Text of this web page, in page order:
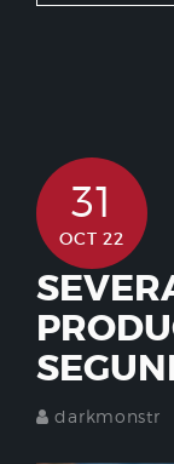
31
OCT 22
darkmonstr